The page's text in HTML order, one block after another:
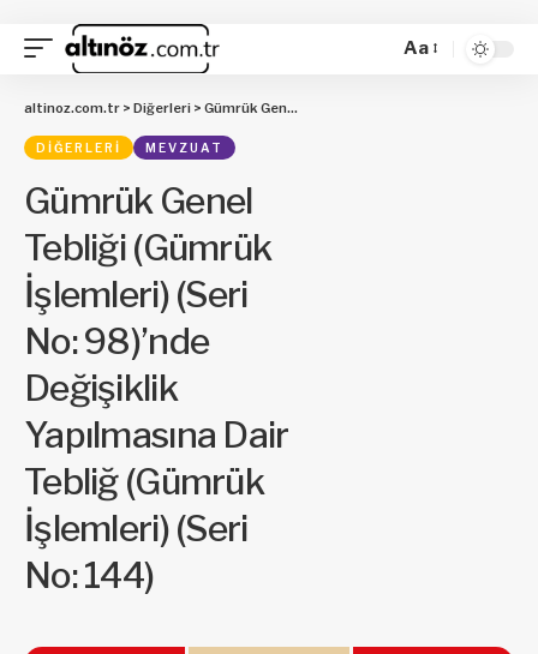
Aa
altinoz.com.tr > Diğerleri > Gümrük Genel Tebliği (Gümrük İşlemleri) (Seri No: 98)’nde Değişiklik Yapılmasına Dair Tebliğ (Gümrük İşlemleri) (Seri No: 144)
DIĞERLERI MEVZUAT
Gümrük Genel
Tebliği (Gümrük
İşlemleri) (Seri
No: 98)’nde
Değişiklik
Yapılmasına Dair
Tebliğ (Gümrük
İşlemleri) (Seri
No: 144)